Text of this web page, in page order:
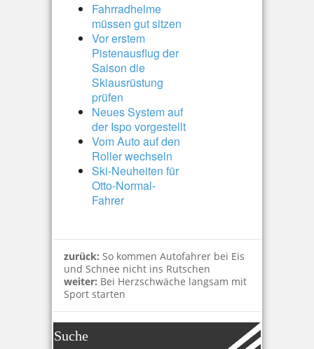
Fahrradhelme
müssen gut sitzen
Vor erstem
Pistenausflug der
Saison die
Skiausrüstung
prüfen
Neues System auf
der Ispo vorgestellt
Vom Auto auf den
Roller wechseln
Ski-Neuheiten für
Otto-Normal-
Fahrer
zurück: So kommen Autofahrer bei Eis
und Schnee nicht ins Rutschen
weiter: Bei Herzschwäche langsam mit
Sport starten
Suche